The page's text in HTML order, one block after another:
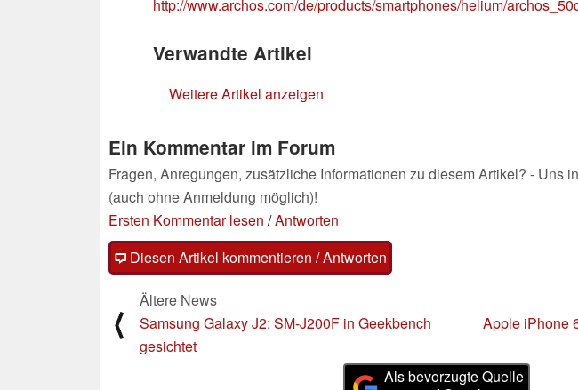
http://www.archos.com/de/products/smartphones/helium/
Verwandte Artikel
Weitere Artikel anzeigen
Ein Kommentar im Forum
Fragen, Anregungen, zusätzliche Informationen zu diesem Artikel? - Uns
(auch ohne Anmeldung möglich)!
Ersten Kommentar lesen /Antworten
Diesen Artikel kommentieren / Antworten
⟨
Ältere News
Samsung Galaxy J2: SM-J200F in Geekbench
gesichtet
Apple iPhone
Als bevorzugte Quelle